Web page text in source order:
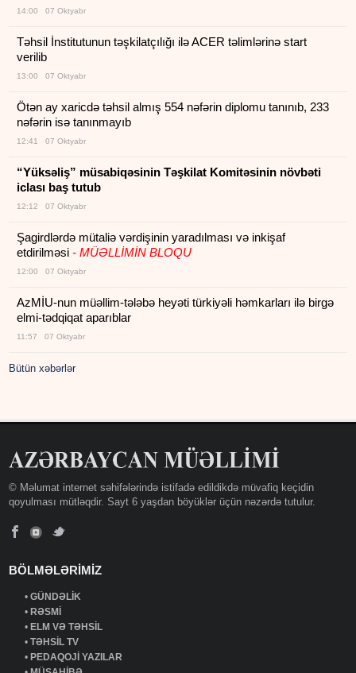
14:00 07 Oktyabr
Təhsil İnstitutunun təşkilatçılığı ilə ACER təlimlərinə start
verilib
13:00 07 Oktyabr
Ötən ay xaricdə təhsil almış 554 nəfərin diplomu tanınıb, 233
nəfərin isə tanınmayıb
12:41 07 Oktyabr
“Yüksəliş” müsabiqəsinin Təşkilat Komitəsinin növbəti
iclası baş tutub
12:12 07 Oktyabr
Şagirdlərdə mütaliə vərdişinin yaradılması və inkişaf
etdirilməsi- MÜƏLLİMİN BLOQU
12:00 07 Oktyabr
AzMİU-nun müəllim-tələbə heyəti türkiyəli həmkarları ilə birgə
elmi-tədqiqat aparıblar
11:57 07 Oktyabr
Bütün xəbərlər
© Məlumat internet səhifələrində istifadə edildikdə müvafiq keçidin
qoyulması mütləqdir. Sayt 6 yaşdan böyüklər üçün nəzərdə tutulur.
BÖLMƏLƏRİMİZ
•GÜNDƏLİK
•RƏSMİ
•ELM VƏ TƏHSİL
•TƏHSİL TV
•PEDAQOJİ YAZILAR